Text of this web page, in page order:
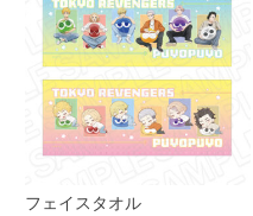
フェイスタオル